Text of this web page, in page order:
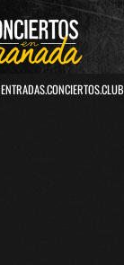
ENTRADAS.CONCIERTOS.CLUB